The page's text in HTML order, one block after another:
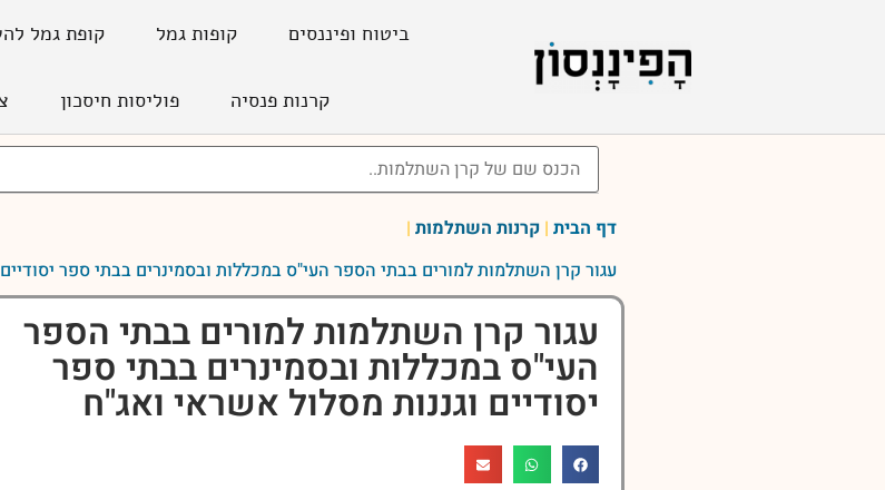
ביטוח ופיננסים קופות גמל קופת גמל
קרנות פנסיה פוליסות חיסכון
דף הבית | קרנות השתלמות |
עגור קרן השתלמות למורים בבתי הספר העי"ס במכללות ובסמינרים בבתי ספר
עגור קרן השתלמות למורים בבתי הספר
העי"ס במכללות ובסמינרים בבתי ספר
יסודיים וגננות מסלול אשראי ואג"ח